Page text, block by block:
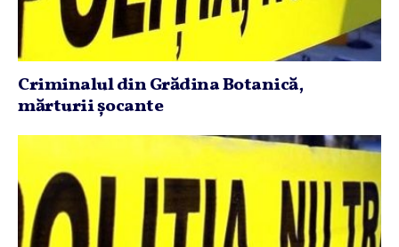
Criminalul din Grădina Botanică,
mărturii şocante